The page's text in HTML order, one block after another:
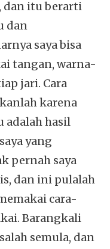
dan itu berarti
dan
saya bisa
tangan, warna-
jari. Cara
karena
adalah hasil
yang
pernah saya
dan ini pulalah
cara-
Barangkali
semula, dan